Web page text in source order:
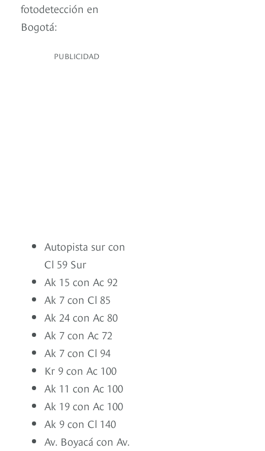
fotodetección en
Bogotá:
PUBLICIDAD
Autopista sur con
Cl 59 Sur
Ak 15 con Ac 92
Ak 7 con Cl 85
Ak 24 con Ac 80
Ak 7 con Ac 72
Ak 7 con Cl 94
Kr 9 con Ac 100
Ak 11 con Ac 100
Ak 19 con Ac 100
Ak 9 con Cl 140
Av. Boyacá con Av.